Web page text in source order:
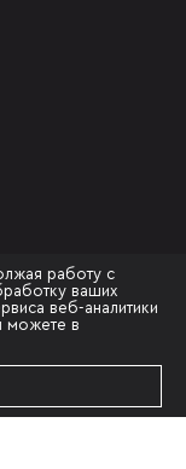
работу с
ваших
веб-аналитики
можете в